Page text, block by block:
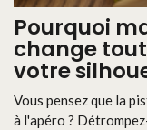
Pourquoi
change
votre
Vous pensez que la
à l'apéro ?